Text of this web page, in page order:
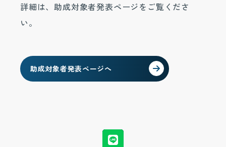
詳細は、助成対象者発表ページをご覧くださ
い。
助成対象者発表ページへ